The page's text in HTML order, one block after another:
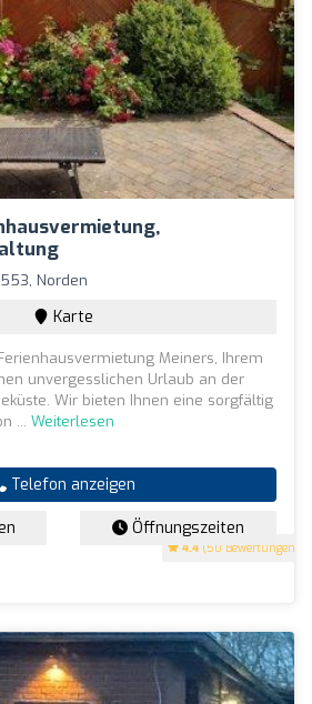
4.4 (50 Bewertungen)
Norden
Karte
Meiners, Ihrem
unvergesslichen Urlaub an der
Wir bieten Ihnen eine sorgfältig
... Weiterlesen
Telefon anzeigen
Öffnungszeiten